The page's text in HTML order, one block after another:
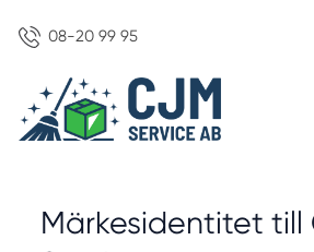
08-20 99 95
Märkesidentitet till